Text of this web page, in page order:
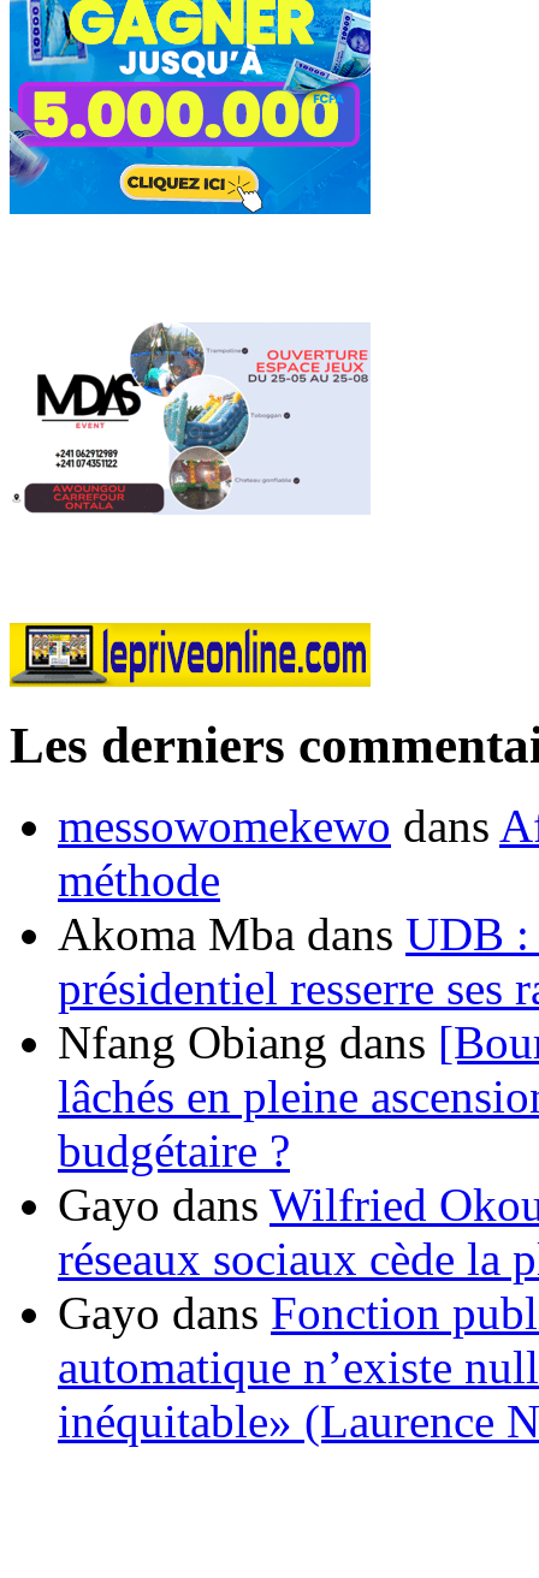
Les derniers
messowomekewo dans
méthode
Akoma Mba dans UDB :
présidentiel resserre ses
Nfang Obiang dans
lâchés en pleine
budgétaire ?
Gayo dans Wilfried
réseaux sociaux cède la
Gayo dans Fonction
automatique n’existe
inéquitable» (Laurence